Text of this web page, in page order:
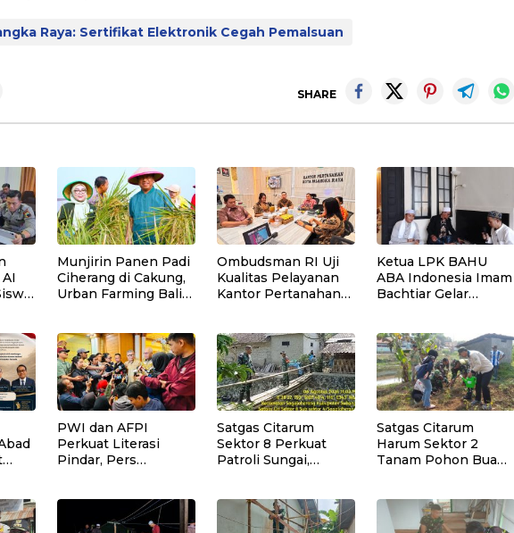
Raya: Sertifikat Elektronik Cegah Pemalsuan
SHARE
Munjirin Panen Padi
Ciherang di Cakung,
Urban Farming Bali
Ombudsman RI Uji
Kualitas Pelayanan
Kantor Pertanahan
Ketua LPK BAHU
ABA Indonesia Imam
Bachtiar Gelar
Pengajian di Sukaraja
PWI dan AFPI
Perkuat Literasi
Pindar, Pers
Publik Lawan Pinjol
Ilegal
Satgas Citarum
Sektor 8 Perkuat
Patroli Sungai,
Masyarakat di
Wilayah Binaan
Satgas Citarum
Harum Sektor 2
Tanam Pohon Buah
Kristiyanto: Jaga
Lingkungan